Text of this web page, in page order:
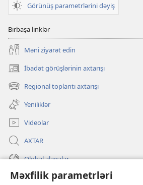
Məxfilik parametrləri
Görünüş parametrlərini dəyiş
Birbaşa linklər
Məni ziyarət edin
İbadət görüşlərinin axtarışı
(yeni
pəncərə
açılır)
Regional toplantı axtarışı
(yeni
pəncərə
açılır)
Yeniliklər
Videolar
AXTAR
Qlobal əlaqələr
KÖMƏK